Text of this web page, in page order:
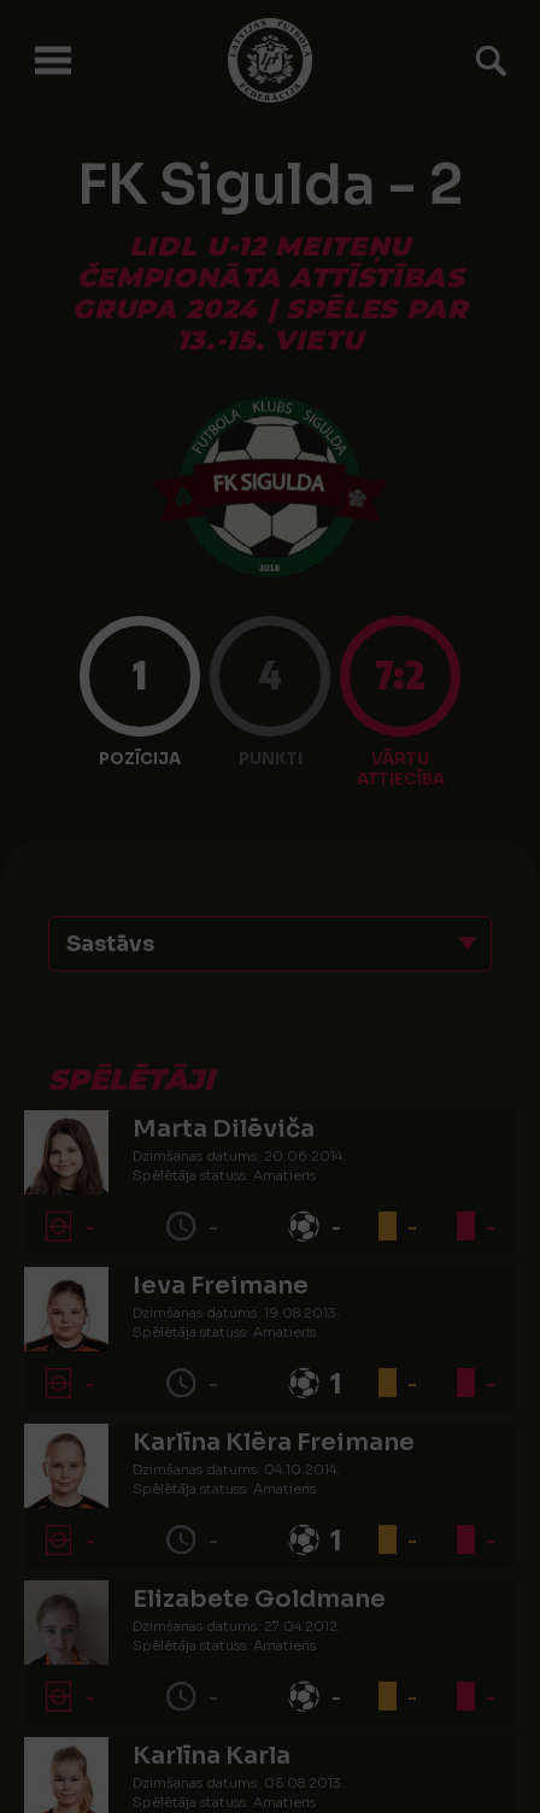
FK Sigulda - 2
LIDL U-12 MEITEŅU
ČEMPIONĀTA ATTĪSTĪBAS
GRUPA 2024 | SPĒLES PAR
13.-15. VIETU
1
POZĪCIJA
4
PUNKTI
7:2
VĀRTU
ATTIECĪBA
Sastāvs
SPĒLĒTĀJI
Marta Dilēviča
Dzimšanas datums: 20.06.2014.
Spēlētāja statuss: Amatieris
- - - - -
Ieva Freimane
Dzimšanas datums: 19.08.2013.
Spēlētāja statuss: Amatieris
- - 1 - -
Karlīna Klēra Freimane
Dzimšanas datums: 04.10.2014.
Spēlētāja statuss: Amatieris
- - 1 - -
Elizabete Goldmane
Dzimšanas datums: 27.04.2012.
Spēlētāja statuss: Amatieris
- - - - -
Karlīna Karla
Dzimšanas datums: 05.08.2013.
Spēlētāja statuss: Amatieris